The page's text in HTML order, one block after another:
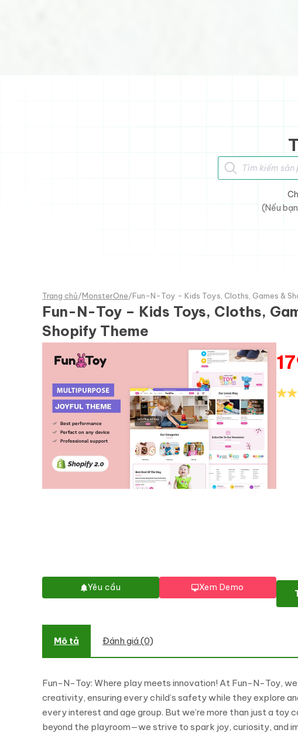
Tìm kiếm sản phẩm
(Nếu
Trang chủ/MonsterOne/Fun-N-Toy - Kids Toys, Cloths, Games &
Fun-N-Toy – Kids Toys, Cloths,
Shopify Theme
Yêu cầu Xem Demo
Fun-
Mô tả Đánh giá (0)
Fun-N-Toy: Where play meets innovation! At Fun-N-Toy,
creativity, ensuring every child’s safety while they explore
every interest and age group. But we’re more than just a
beyond the playroom—we strive to spark joy, curiosity, and